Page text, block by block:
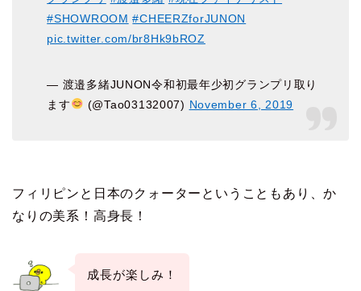
#SHOWROOM #CHEERZforJUNON
pic.twitter.com/br8Hk9bROZ
— 渡邉多緒JUNON令和初最年少初グランプリ取り
ます
(@Tao03132007) November 6, 2019
フィリピンと日本のクォーターということもあり、か
なりの美系！高身長！
成長が楽しみ！